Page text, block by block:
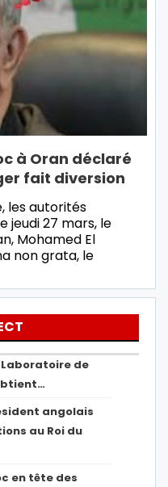
à Oran déclaré
fait diversion
les autorités
jeudi 27 mars, le
Mohamed El
non grata, le
de
angolais
au Roi du
en tête des